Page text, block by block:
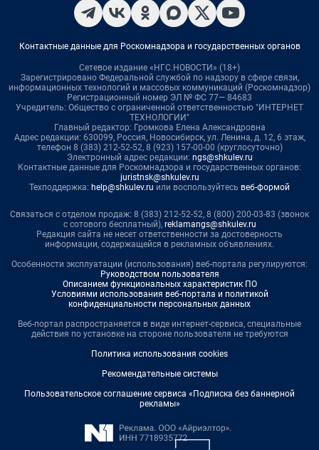
Контактные данные для Роскомнадзора и государственных органов
Сетевое издание «НГС.НОВОСТИ» (18+)
Зарегистрировано Федеральной службой по надзору в сфере связи,
информационных технологий и массовых коммуникаций (Роскомнадзор)
Регистрационный номер ЭЛ № ФС 77— 84683
Учредитель: Общество с ограниченной ответственностью "ИНТЕРНЕТ
ТЕХНОЛОГИИ"
Главный редактор: Громкова Елена Александровна
Адрес редакции: 630099, Россия, Новосибирск, ул. Ленина, д. 12, 6 этаж,
телефон 8 (383) 212-52-52, 8 (923) 157-00-00 (круглосуточно)
Электронный адрес редакции: ngs@shkulev.ru
Контактные данные для Роскомнадзора и государственных органов:
juristnsk@shkulev.ru
Техподдержка: help@shkulev.ru или воспользуйтесь веб-формой
Связаться с отделом продаж: 8 (383) 212-52-52, 8 (800) 200-03-83 (звонок
с сотового бесплатный), reklamangs@shkulev.ru
Редакция сайта не несет ответственности за достоверность
информации, содержащейся в рекламных объявлениях.
Особенности эксплуатации (использования) веб-портала регулируются:
Руководством пользователя
Описанием функциональных характеристик ПО
Условиями использования веб-портала и политикой
конфиденциальности персональных данных
Веб-портал распространяется в виде интернет-сервиса, специальные
действия по установке на стороне пользователя не требуются
Политика использования cookies
Рекомендательные системы
Пользовательское соглашение сервиса «Подписка без баннерной
рекламы»